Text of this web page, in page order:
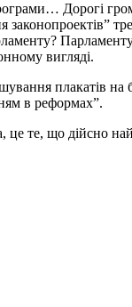
Дорогі
вигляді.
плакатів
в реформах”.
те, що дійсно